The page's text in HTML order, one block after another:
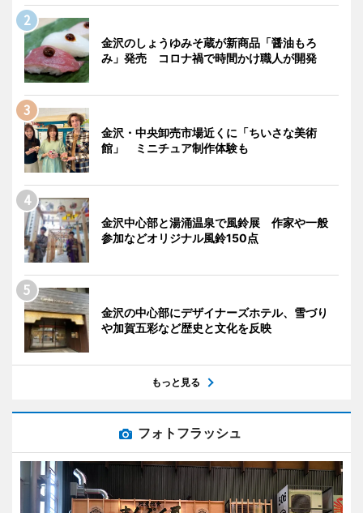
金沢のしょうゆみそ蔵が新商品「醤油もろ
み」発売 コロナ禍で時間かけ職人が開発
金沢・中央卸売市場近くに「ちいさな美術
館」 ミニチュア制作体験も
金沢中心部と湯涌温泉で風鈴展 作家や一般
参加などオリジナル風鈴150点
金沢の中心部にデザイナーズホテル、雪づり
や加賀五彩など歴史と文化を反映
もっと見る
フォトフラッシュ